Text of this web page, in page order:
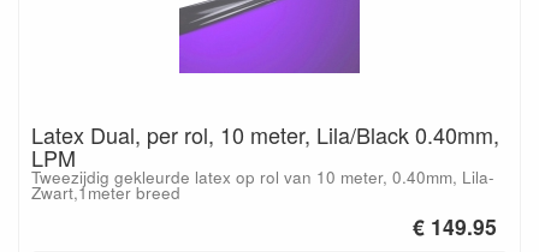
Latex Dual, per rol, 10 meter, Lila/Black 0.40mm,
LPM
Tweezijdig gekleurde latex op rol van 10 meter, 0.40mm, Lila-
Zwart,1meter breed
€ 149.95